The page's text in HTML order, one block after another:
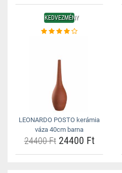
KEDVEZMÉNY
LEONARDO POSTO kerámia
váza 40cm barna
24400 Ft24400 Ft